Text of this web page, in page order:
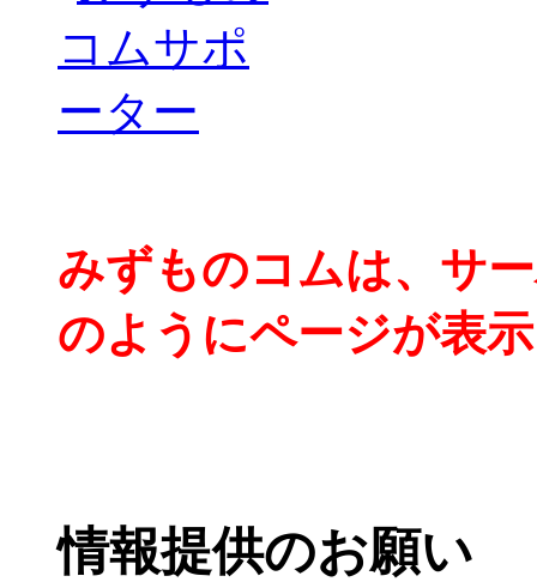
みずものコムは、サ
のようにページが表
情報提供のお願い